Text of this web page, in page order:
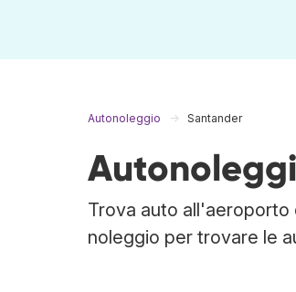
Autonoleggio Santander
Trova auto all'aeroporto
noleggio per trovare le